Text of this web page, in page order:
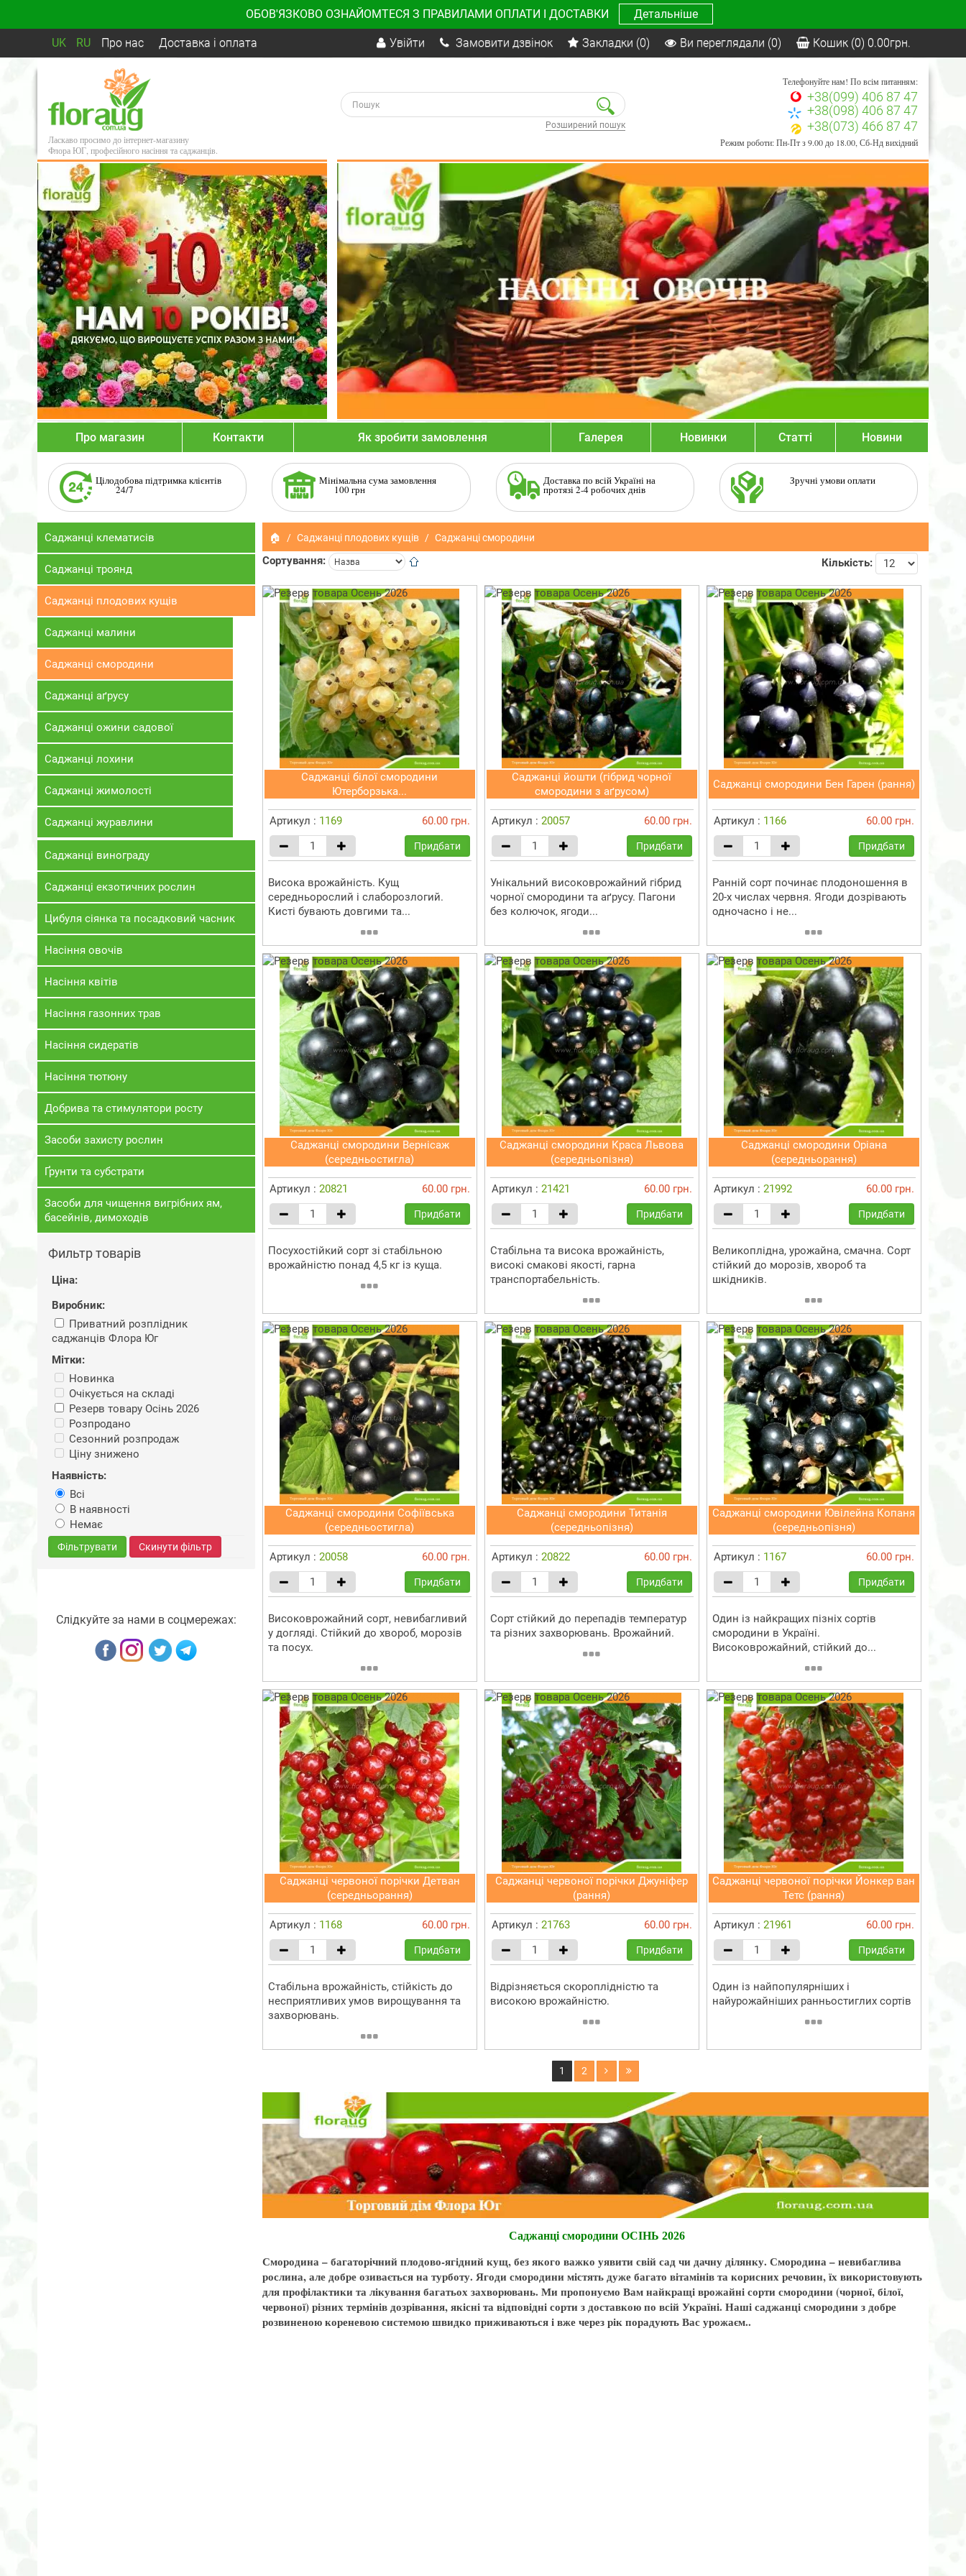
ОБОВ'ЯЗКОВО ОЗНАЙОМТЕСЯ З ПРАВИЛАМИ ОПЛАТИ І ДОСТАВКИ Детальніше
UK RU Про нас Доставка і оплата Увійти Замовити дзвінок Закладки (0) Ви переглядали (0) Кошик (0) 0.00грн.
Ласкаво просимо до інтернет-магазину
Флора ЮГ, професійного насіння та саджанців.
Розширений пошук
Телефонуйте нам! По всім питанням:
+38(099) 406 87 47
+38(098) 406 87 47
+38(073) 466 87 47
Режим роботи: Пн-Пт з 9.00 до 18.00, Сб-Нд вихідний
Про магазин Контакти Як зробити замовлення Галерея Новинки Статті Новини
Цілодобова підтримка клієнтів
24/7
Мінімальна сума замовлення
100 грн
Доставка по всій Україні на
протязі 2-4 робочих днів
Зручні умови оплати
Саджанці клематисів
Саджанці троянд
Саджанці плодових кущів
Саджанці малини
Саджанці смородини
Саджанці аґрусу
Саджанці ожини садової
Саджанці лохини
Саджанці жимолості
Саджанці журавлини
Саджанці винограду
Саджанці екзотичних рослин
Цибуля сіянка та посадковий часник
Насіння овочів
Насіння квітів
Насіння газонних трав
Насіння сидератів
Насіння тютюну
Добрива та стимулятори росту
Засоби захисту рослин
Ґрунти та субстрати
Засоби для чищення вигрібних ям,
басейнів, димоходів
Фильтр товарів
Ціна:
Виробник:
Приватний розплідник
саджанців Флора Юг
Мітки:
Новинка
Очікується на складі
Резерв товару Осінь 2026
Розпродано
Сезонний розпродаж
Ціну знижено
Наявність:
Всі
В наявності
Немає
Фільтрувати Скинути фільтр
Слідкуйте за нами в соцмережах:
🏠 Саджанці плодових кущів Саджанці смородини
Сортування: Кількість:
Саджанці білої смородини
Ютерборзька...
Артикул : 1169 60.00 грн.
Придбати
Висока врожайність. Кущ
середньорослий і слаборозлогий.
Кисті бувають довгими та...
Саджанці йошти (гібрид чорної
смородини з аґрусом)
Артикул : 20057 60.00 грн.
Придбати
Унікальний високоврожайний гібрид
чорної смородини та аґрусу. Пагони
без колючок, ягоди...
Саджанці смородини Бен Гарен (рання)
Артикул : 1166 60.00 грн.
Придбати
Ранній сорт починає плодоношення в
20-х числах червня. Ягоди дозрівають
одночасно і не...
Саджанці смородини Вернісаж
(середньостигла)
Артикул : 20821 60.00 грн.
Придбати
Посухостійкий сорт зі стабільною
врожайністю понад 4,5 кг із куща.
Саджанці смородини Краса Львова
(середньопізня)
Артикул : 21421 60.00 грн.
Придбати
Стабільна та висока врожайність,
високі смакові якості, гарна
транспортабельність.
Саджанці смородини Оріана
(середньорання)
Артикул : 21992 60.00 грн.
Придбати
Великоплідна, урожайна, смачна. Сорт
стійкий до морозів, хвороб та
шкідників.
Саджанці смородини Софіївська
(середньостигла)
Артикул : 20058 60.00 грн.
Придбати
Високоврожайний сорт, невибагливий
у догляді. Стійкий до хвороб, морозів
та посух.
Саджанці смородини Титанія
(середньопізня)
Артикул : 20822 60.00 грн.
Придбати
Сорт стійкий до перепадів температур
та різних захворювань. Врожайний.
Саджанці смородини Ювілейна Копаня
(середньопізня)
Артикул : 1167 60.00 грн.
Придбати
Один із найкращих пізніх сортів
смородини в Україні.
Високоврожайний, стійкий до...
Саджанці червоної порічки Детван
(середньорання)
Артикул : 1168 60.00 грн.
Придбати
Стабільна врожайність, стійкість до
несприятливих умов вирощування та
захворювань.
Саджанці червоної порічки Джуніфер
(рання)
Артикул : 21763 60.00 грн.
Придбати
Відрізняється скороплідністю та
високою врожайністю.
Саджанці червоної порічки Йонкер ван
Тетс (рання)
Артикул : 21961 60.00 грн.
Придбати
Один із найпопулярніших і
найурожайніших ранньостиглих сортів
1 2
Саджанці смородини ОСІНЬ 2026
Смородина – багаторічний плодово-ягідний кущ, без якого важко уявити свій сад чи дачну ділянку. Смородина – невибаглива
рослина, але добре озивається на турботу. Ягоди смородини містять дуже багато вітамінів та корисних речовин, їх використовують
для профілактики та лікування багатьох захворювань. Ми пропонуємо Вам найкращі врожайні сорти смородини (чорної, білої,
червоної) різних термінів дозрівання, якісні та відповідні сорти з доставкою по всій Україні. Наші саджанці смородини з добре
розвиненою кореневою системою швидко приживаються і вже через рік порадують Вас урожаєм..